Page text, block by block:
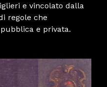
e vincolato dalla
regole che
e privata.